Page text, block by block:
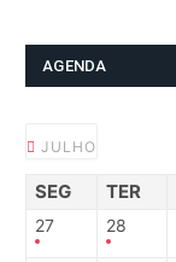
AGENDA
JULHO
SEG TER
27 28